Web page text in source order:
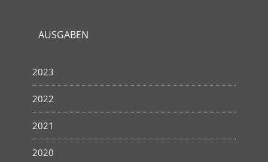
AUSGABEN
2023
2022
2021
2020